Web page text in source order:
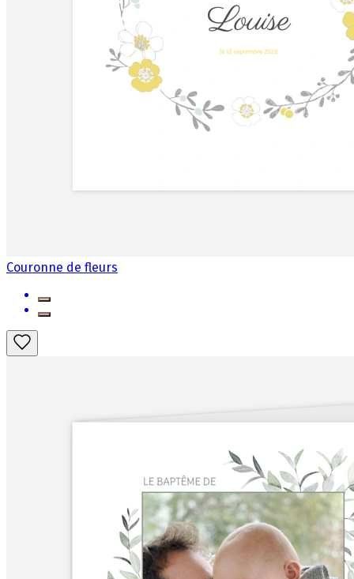
Couronne de fleurs